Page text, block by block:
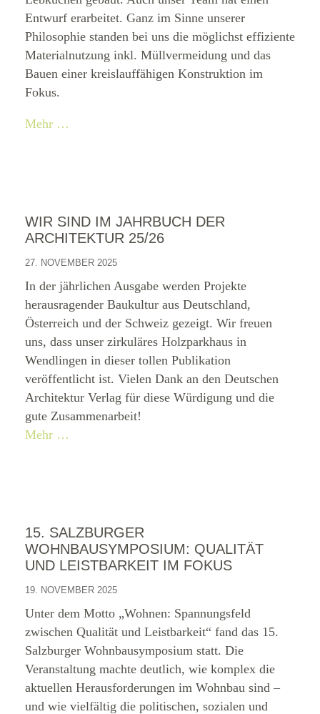
Entwurf erarbeitet. Ganz im Sinne unserer
Philosophie standen bei uns die möglichst effiziente
Materialnutzung inkl. Müllvermeidung und das
Bauen einer kreislauffähigen Konstruktion im
Fokus.
Mehr …
WIR SIND IM JAHRBUCH DER
ARCHITEKTUR 25/26
27. NOVEMBER 2025
In der jährlichen Ausgabe werden Projekte
herausragender Baukultur aus Deutschland,
Österreich und der Schweiz gezeigt. Wir freuen
uns, dass unser zirkuläres Holzparkhaus in
Wendlingen in dieser tollen Publikation
veröffentlicht ist. Vielen Dank an den Deutschen
Architektur Verlag für diese Würdigung und die
gute Zusammenarbeit!
Mehr …
15. SALZBURGER
WOHNBAUSYMPOSIUM: QUALITÄT
UND LEISTBARKEIT IM FOKUS
19. NOVEMBER 2025
Unter dem Motto „Wohnen: Spannungsfeld
zwischen Qualität und Leistbarkeit“ fand das 15.
Salzburger Wohnbausymposium statt. Die
Veranstaltung machte deutlich, wie komplex die
aktuellen Herausforderungen im Wohnbau sind –
und wie vielfältig die politischen, sozialen und